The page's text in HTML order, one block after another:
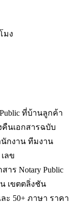
มง
ที่บ้านลูกค้า
คืนเอกสารฉบับ
นักงาน ทีมงาน
ลข
าร Notary Public
เขตตลิ่งชัน
ะ 50+ ภาษา ราคา